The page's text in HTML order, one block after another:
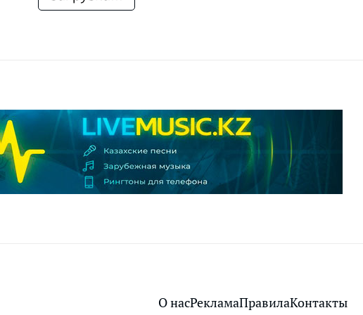
О насРекламаПравилаКонтакты